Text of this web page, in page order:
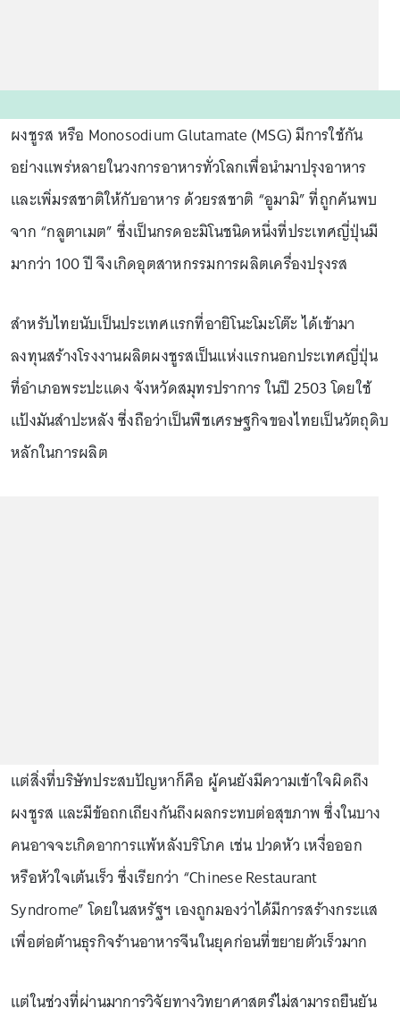
ผงชูรส หรือ Monosodium Glutamate (MSG) มีการใช้กัน
อย่างแพร่หลายในวงการอาหารทั่วโลกเพื่อนำมาปรุงอาหาร
และเพิ่มรสชาติให้กับอาหาร ด้วยรสชาติ “อูมามิ” ที่ถูกค้นพบ
จาก “กลูตาเมต” ซึ่งเป็นกรดอะมิโนชนิดหนึ่งที่ประเทศญี่ปุ่นมี
มากว่า 100 ปี จึงเกิดอุตสาหกรรมการผลิตเครื่องปรุงรส
สำหรับไทยนับเป็นประเทศแรกที่อายิโนะโมะโต๊ะ ได้เข้ามา
ลงทุนสร้างโรงงานผลิตผงชูรสเป็นแห่งแรกนอกประเทศญี่ปุ่น
ที่อำเภอพระปะแดง จังหวัดสมุทรปราการ ในปี 2503 โดยใช้
แป้งมันสำปะหลัง ซี่งถือว่าเป็นพืชเศรษฐกิจของไทยเป็นวัตถุดิบ
หลักในการผลิต
แต่สิ่งที่บริษัทประสบปัญหาก็คือ ผู้คนยังมีความเข้าใจผิดถึง
ผงชูรส และมีข้อถกเถียงกันถึงผลกระทบต่อสุขภาพ ซึ่งในบาง
คนอาจจะเกิดอาการแพ้หลังบริโภค เช่น ปวดหัว เหงื่อออก
หรือหัวใจเต้นเร็ว ซึ่งเรียกว่า “Chinese Restaurant
Syndrome” โดยในสหรัฐฯ เองถูกมองว่าได้มีการสร้างกระแส
เพื่อต่อต้านธุรกิจร้านอาหารจีนในยุคก่อนที่ขยายตัวเร็วมาก
แต่ในช่วงที่ผ่านมาการวิจัยทางวิทยาศาสตร์ไม่สามารถยืนยัน